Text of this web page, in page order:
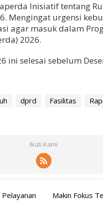
Inisiatif tentang
Mengingat urgensi
agar masuk dalam
2026.
ini selesai sebelum
dprd Fasilitas
Ikuti Kami
Makin Fokus